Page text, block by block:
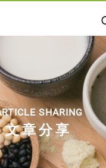
SHARING
文章分享